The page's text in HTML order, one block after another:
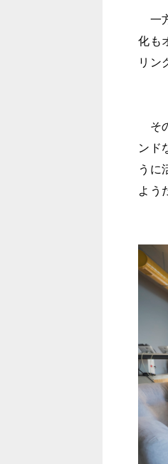
一
化も
リン
そ
ンド
うに
よう